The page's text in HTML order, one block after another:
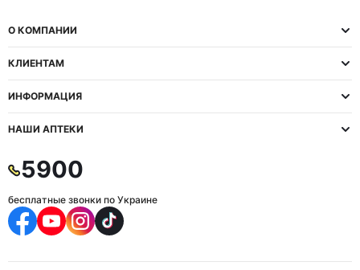
О КОМПАНИИ
КЛИЕНТАМ
ИНФОРМАЦИЯ
НАШИ АПТЕКИ
5900
бесплатные звонки по Украине